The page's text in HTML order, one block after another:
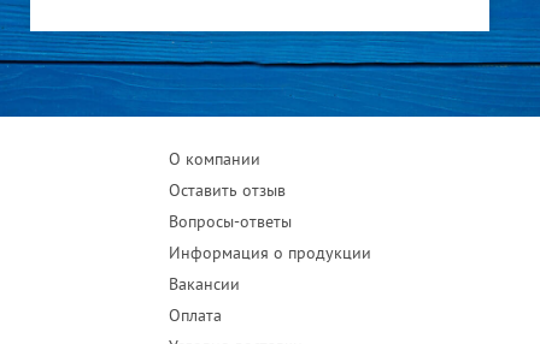
О компании
Оставить отзыв
Вопросы-ответы
Информация о продукции
Вакансии
Оплата